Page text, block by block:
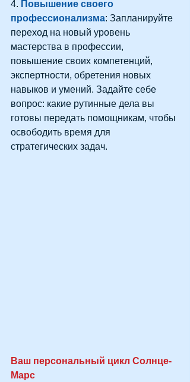
4. Повышение своего
профессионализма: Запланируйте
переход на новый уровень
мастерства в профессии,
повышение своих компетенций,
экспертности, обретения новых
навыков и умений. Задайте себе
вопрос: какие рутинные дела вы
готовы передать помощникам, чтобы
освободить время для
стратегических задач.
Ваш персональный цикл Солнце-
Марс